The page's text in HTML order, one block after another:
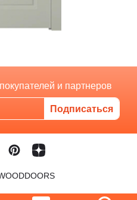
и партнеров